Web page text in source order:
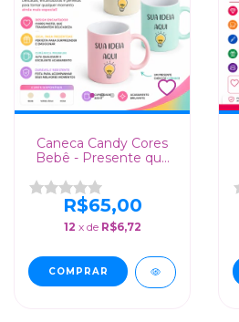
Caneca Candy Cores
Bebê - Presente que
R$65,00
12 x de R$6,72